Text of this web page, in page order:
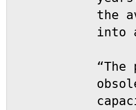
the
into